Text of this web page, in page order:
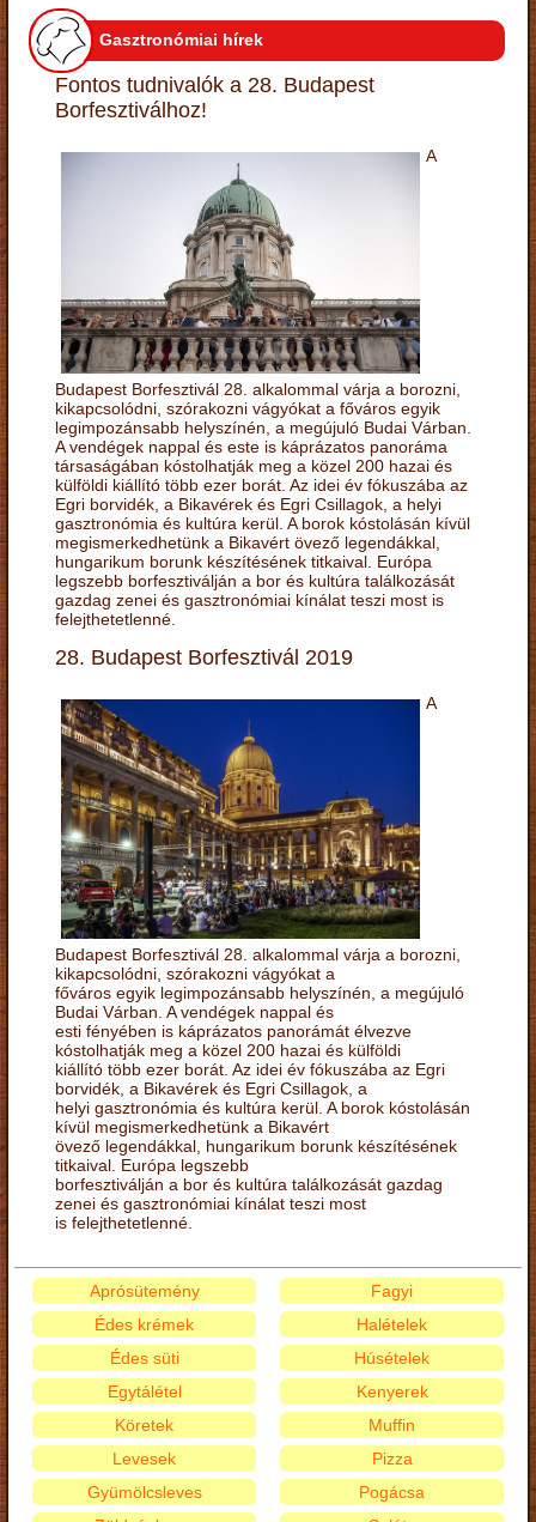
Gasztronómiai hírek
Fontos tudnivalók a 28. Budapest
Borfesztiválhoz!
A
Budapest Borfesztivál 28. alkalommal várja a borozni,
kikapcsolódni, szórakozni vágyókat a főváros egyik
legimpozánsabb helyszínén, a megújuló Budai Várban.
A vendégek nappal és este is káprázatos panoráma
társaságában kóstolhatják meg a közel 200 hazai és
külföldi kiállító több ezer borát. Az idei év fókuszába az
Egri borvidék, a Bikavérek és Egri Csillagok, a helyi
gasztronómia és kultúra kerül. A borok kóstolásán kívül
megismerkedhetünk a Bikavért övező legendákkal,
hungarikum borunk készítésének titkaival. Európa
legszebb borfesztiválján a bor és kultúra találkozását
gazdag zenei és gasztronómiai kínálat teszi most is
felejthetetlenné.
28. Budapest Borfesztivál 2019
A
Budapest Borfesztivál 28. alkalommal várja a borozni,
kikapcsolódni, szórakozni vágyókat a
főváros egyik legimpozánsabb helyszínén, a megújuló
Budai Várban. A vendégek nappal és
esti fényében is káprázatos panorámát élvezve
kóstolhatják meg a közel 200 hazai és külföldi
kiállító több ezer borát. Az idei év fókuszába az Egri
borvidék, a Bikavérek és Egri Csillagok, a
helyi gasztronómia és kultúra kerül. A borok kóstolásán
kívül megismerkedhetünk a Bikavért
övező legendákkal, hungarikum borunk készítésének
titkaival. Európa legszebb
borfesztiválján a bor és kultúra találkozását gazdag
zenei és gasztronómiai kínálat teszi most
is felejthetetlenné.
Aprósütemény
Édes krémek
Édes süti
Egytálétel
Fagyi
Halételek
Húsételek
Kenyerek
Köretek
Levesek
Gyümölcsleves
Muffin
Pizza
Pogácsa